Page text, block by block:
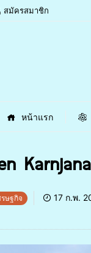
สมัครสมาชิก
หน้าแรก
ษฐกิจ 17 ก.พ.